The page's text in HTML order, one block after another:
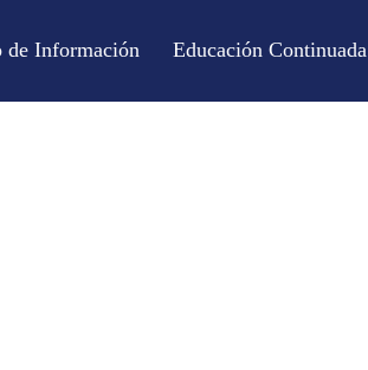
de Información Educación Continuada